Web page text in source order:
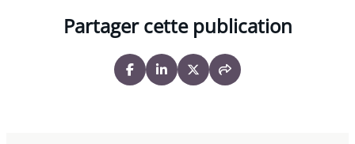
Partager cette publication